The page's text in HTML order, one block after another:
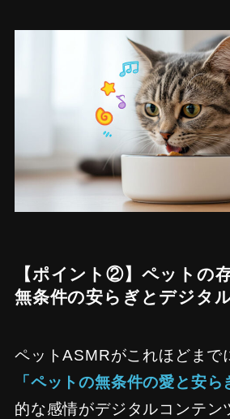
【ポイント②】ペットの
無条件の安らぎとデジタ
ペットASMRがこれほどまで
「ペットの無条件の愛と安ら
的な感情がデジタルコンテン